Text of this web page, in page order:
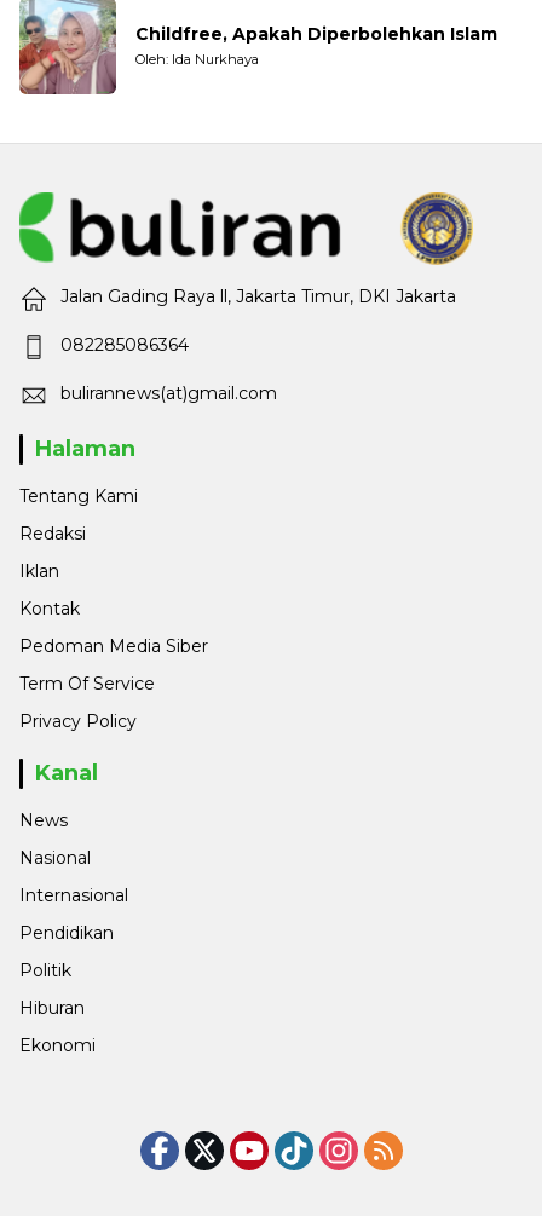
Childfree, Apakah Diperbolehkan Islam
Oleh: Ida Nurkhaya
Jalan Gading Raya ll, Jakarta Timur, DKI Jakarta
082285086364
bulirannews(at)gmail.com
Halaman
Tentang Kami
Redaksi
Iklan
Kontak
Pedoman Media Siber
Term Of Service
Privacy Policy
Kanal
News
Nasional
Internasional
Pendidikan
Politik
Hiburan
Ekonomi